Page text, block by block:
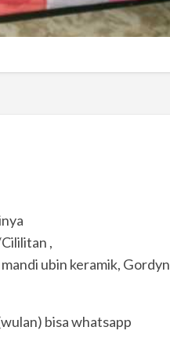
,
ubin keramik, Gordyn
bisa whatsapp